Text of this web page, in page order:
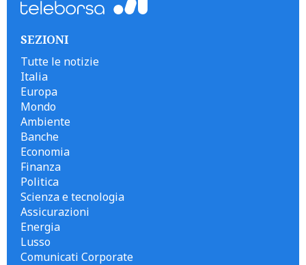
SEZIONI
Tutte le notizie
Italia
Europa
Mondo
Ambiente
Banche
Economia
Finanza
Politica
Scienza e tecnologia
Assicurazioni
Energia
Lusso
Comunicati Corporate